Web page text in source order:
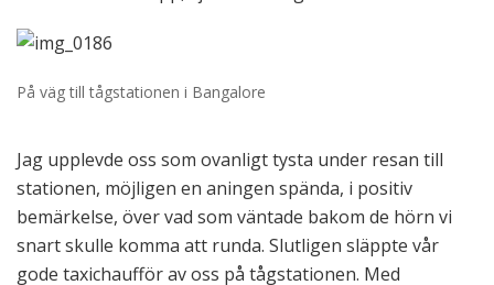
På väg till tågstationen i Bangalore
Jag upplevde oss som ovanligt tysta under resan till
stationen, möjligen en aningen spända, i positiv
bemärkelse, över vad som väntade bakom de hörn vi
snart skulle komma att runda. Slutligen släppte vår
gode taxichaufför av oss på tågstationen. Med